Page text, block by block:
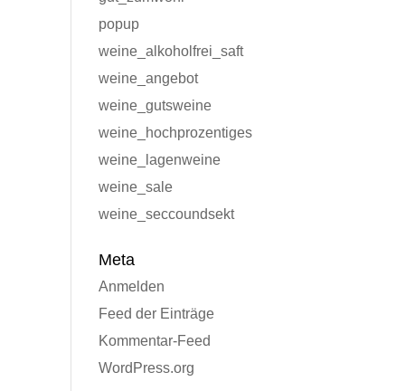
popup
weine_alkoholfrei_saft
weine_angebot
weine_gutsweine
weine_hochprozentiges
weine_lagenweine
weine_sale
weine_seccoundsekt
Meta
Anmelden
Feed der Einträge
Kommentar-Feed
WordPress.org